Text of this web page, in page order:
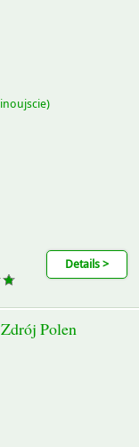
Details >
Polen